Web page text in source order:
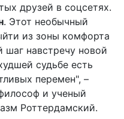
друзей в соцсетях.
. Этот необычный
из зоны комфорта
шаг навстречу новой
судьбе есть
перемен", –
и ученый
Роттердамский.